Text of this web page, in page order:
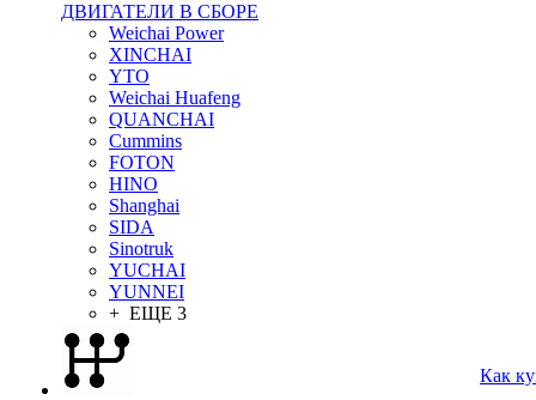
ДВИГАТЕЛИ В СБОРЕ
Weichai Power
XINCHAI
YTO
Weichai Huafeng
QUANCHAI
Cummins
FOTON
HINO
Shanghai
SIDA
Sinotruk
YUCHAI
YUNNEI
+ ЕЩЕ 3
Как